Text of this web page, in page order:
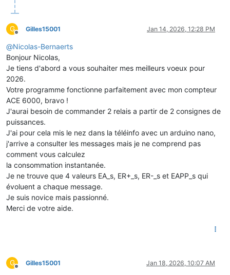
G
Offline
Gilles15001 Jan 14, 2026, 12:28 PM
@Nicolas-Bernaerts
Bonjour Nicolas,
Je tiens d'abord a vous souhaiter mes meilleurs voeux pour
2026.
Votre programme fonctionne parfaitement avec mon compteur
ACE 6000, bravo !
J'aurai besoin de commander 2 relais a partir de 2 consignes de
puissances.
J'ai pour cela mis le nez dans la téléinfo avec un arduino nano,
j'arrive a consulter les messages mais je ne comprend pas
comment vous calculez
la consommation instantanée.
Je ne trouve que 4 valeurs EA_s, ER+_s, ER-_s et EAPP_s qui
évoluent a chaque message.
Je suis novice mais passionné.
Merci de votre aide.
G
Offline
Gilles15001 Jan 18, 2026, 10:07 AM